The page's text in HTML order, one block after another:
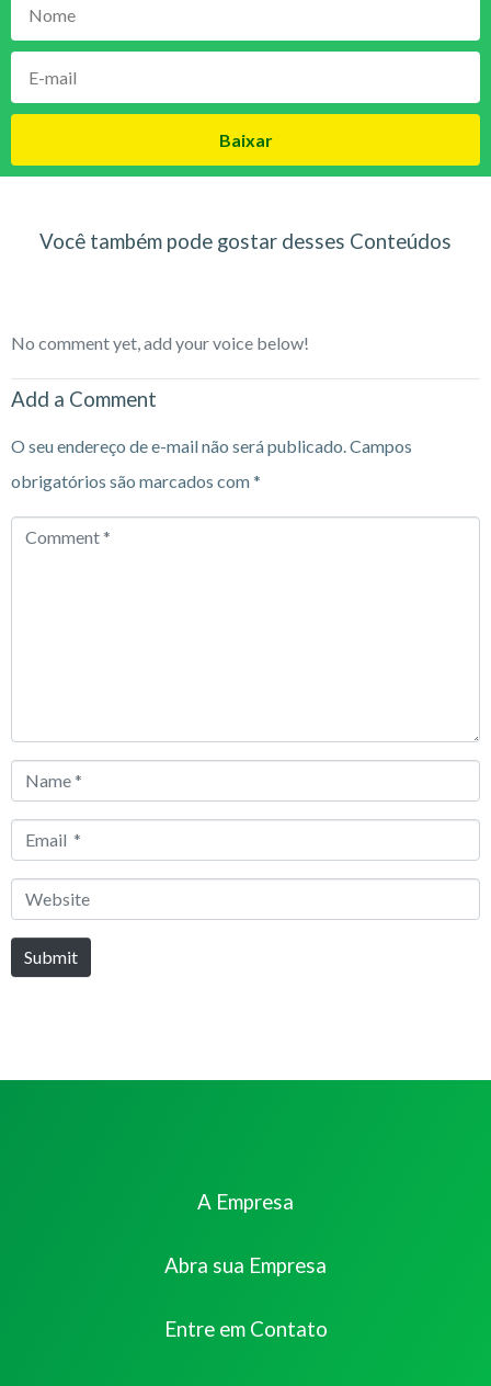
Baixar
Você também pode gostar desses Conteúdos
No comment yet, add your voice below!
Add a Comment
O seu endereço de e-mail não será publicado.Campos
obrigatórios são marcados com*
Comment
Name
Email
Website
Submit
A Empresa
Abra sua Empresa
Entre em Contato